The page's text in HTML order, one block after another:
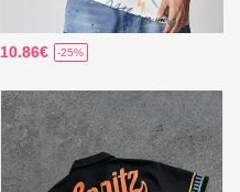
10.86€ -25%